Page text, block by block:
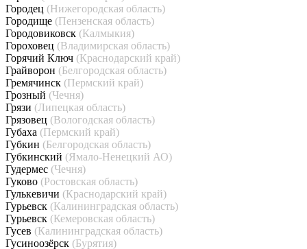
Городец (Нижегородская область)
Городище (Пензенская область)
Городовиковск (Калмыкия)
Гороховец (Владимирская область)
Горячий Ключ (Краснодарский край)
Грайворон (Белгородская область)
Гремячинск (Пермский край)
Грозный (Чечня)
Грязи (Липецкая область)
Грязовец (Вологодская область)
Губаха (Пермский край)
Губкин (Белгородская область)
Губкинский (Ямало-Ненецкий АО)
Гудермес (Чечня)
Гуково (Ростовская область)
Гулькевичи (Краснодарский край)
Гурьевск (Калининградская область)
Гурьевск (Кемеровская область)
Гусев (Калининградская область)
Гусиноозёрск (Бурятия)